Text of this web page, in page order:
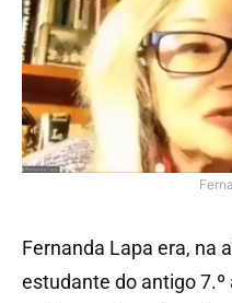
Fernanda Lapa era, na
estudante do antigo